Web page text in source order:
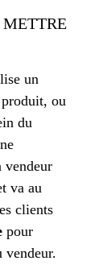
un
ou
du
vendeur
va au
clients
pour
vendeur.